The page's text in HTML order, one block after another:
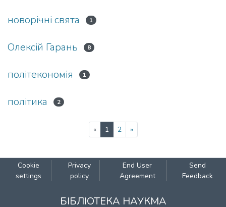
новорічні свята 1
Олексій Гарань 8
політекономія 1
політика 2
« 1(current)
2 »
Cookie
settings
Privacy
policy
End User
Agreement
Send
Feedback
БІБЛІОТЕКА НАУКМА